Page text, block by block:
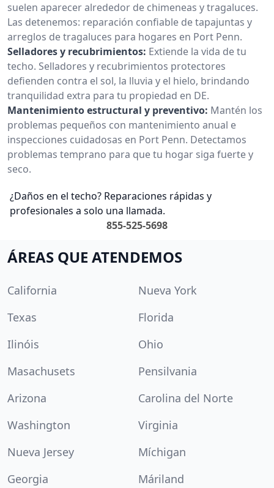
suelen aparecer alrededor de chimeneas y tragaluces.
Las detenemos: reparación confiable de tapajuntas y
arreglos de tragaluces para hogares en Port Penn.
Selladores y recubrimientos: Extiende la vida de tu
techo. Selladores y recubrimientos protectores
defienden contra el sol, la lluvia y el hielo, brindando
tranquilidad extra para tu propiedad en DE.
Mantenimiento estructural y preventivo: Mantén los
problemas pequeños con mantenimiento anual e
inspecciones cuidadosas en Port Penn. Detectamos
problemas temprano para que tu hogar siga fuerte y
seco.
¿Daños en el techo? Reparaciones rápidas y
profesionales a solo una llamada.
855-525-5698
ÁREAS QUE ATENDEMOS
California
Nueva York
Texas
Florida
Ilinóis
Ohio
Masachusets
Pensilvania
Arizona
Carolina del Norte
Washington
Virginia
Nueva Jersey
Míchigan
Georgia
Máriland